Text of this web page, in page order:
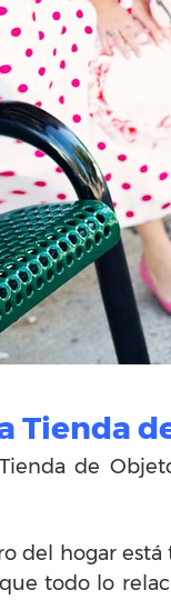
Tienda
de
del hogar
todo lo